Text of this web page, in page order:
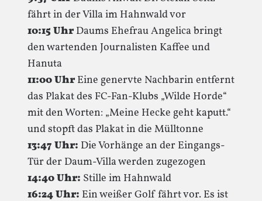
fährt in der Villa im Hahnwald vor
10:15 Uhr Daums Ehefrau Angelica bringt
den wartenden Journalisten Kaffee und
Hanuta
11:00 Uhr Eine genervte Nachbarin entfernt
das Plakat des FC-Fan-Klubs „Wilde Horde“
mit den Worten: „Meine Hecke geht kaputt.“
und stopft das Plakat in die Mülltonne
13:47 Uhr: Die Vorhänge an der Eingangs-
Tür der Daum-Villa werden zugezogen
14:40 Uhr: Stille im Hahnwald
16:24 Uhr: Ein weißer Golf fährt vor. Es ist